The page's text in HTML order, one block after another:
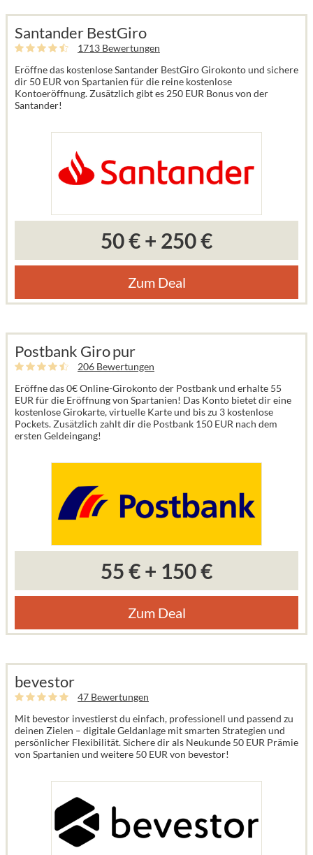
Santander BestGiro
1713 Bewertungen
Eröffne das kostenlose Santander BestGiro Girokonto und sichere
dir 50 EUR von Spartanien für die reine kostenlose
Kontoeröffnung. Zusätzlich gibt es 250 EUR Bonus von der
Santander!
50 €+ 250 €
Zum Deal
Postbank Giro pur
206 Bewertungen
Eröffne das 0€ Online-Girokonto der Postbank und erhalte 55
EUR für die Eröffnung von Spartanien! Das Konto bietet dir eine
kostenlose Girokarte, virtuelle Karte und bis zu 3 kostenlose
Pockets. Zusätzlich zahlt dir die Postbank 150 EUR nach dem
ersten Geldeingang!
55 €+ 150 €
Zum Deal
bevestor
47 Bewertungen
Mit bevestor investierst du einfach, professionell und passend zu
deinen Zielen – digitale Geldanlage mit smarten Strategien und
persönlicher Flexibilität. Sichere dir als Neukunde 50 EUR Prämie
von Spartanien und weitere 50 EUR von bevestor!